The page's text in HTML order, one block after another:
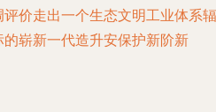
价走出一个生态文明工业体系辐
崭新一代造升安保护新阶新